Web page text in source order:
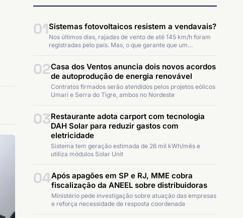
01Sistemas fotovoltaicos resistem a vendavais?
Nos últimos dias, rajadas de vento de até 145 km/h foram
registradas pelo país. Mas, o que garante que um…
02Casa dos Ventos anuncia dois novos acordos
de autoprodução de energia renovável
Contratos firmados serão atendidos pelos projetos eólicos
Umari e Serra do Tigre, ambos no Nordeste
03Restaurante adota carport com tecnologia
DAH Solar para reduzir gastos com
eletricidade
Sistema tem geração estimada de 26 mil kWh/mês e
utiliza módulos Solar Unit
04Após apagões em SP e RJ, MME cobra
fiscalização da ANEEL sobre distribuidoras
Ministério pede investigação sobre atuação das empresas
e reforça necessidade de resposta coordenada